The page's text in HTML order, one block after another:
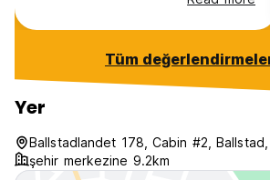
Tüm
Yer
Ballstadlandet 178, Cabin #2,
şehir merkezine 9.2km